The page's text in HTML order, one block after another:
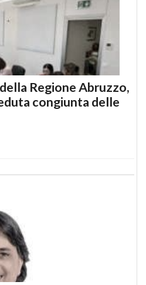
Regione Abruzzo,
congiunta delle